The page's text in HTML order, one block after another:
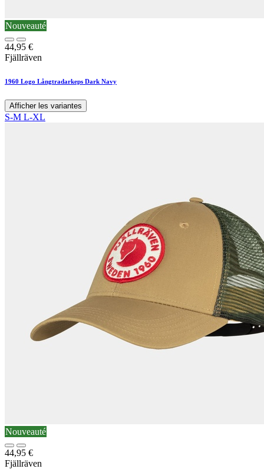
Nouveauté
44,95 €
Fjällräven
1960 Logo Långtradarkeps Dark Navy
Afficher les variantes
S-M L-XL
Nouveauté
44,95 €
Fjällräven